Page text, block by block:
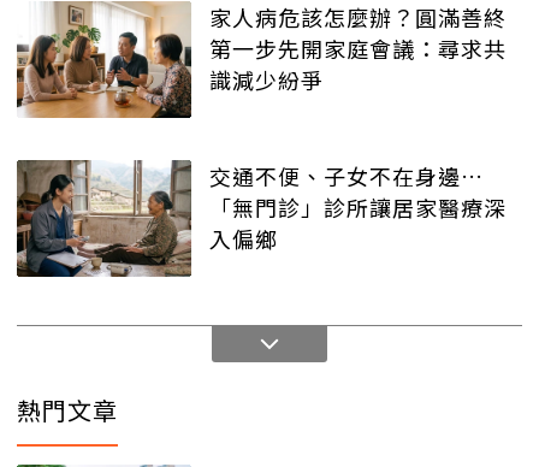
家人病危該怎麼辦？圓滿善終
第一步先開家庭會議：尋求共
識減少紛爭
交通不便、子女不在身邊…
「無門診」診所讓居家醫療深
入偏鄉
熱門文章